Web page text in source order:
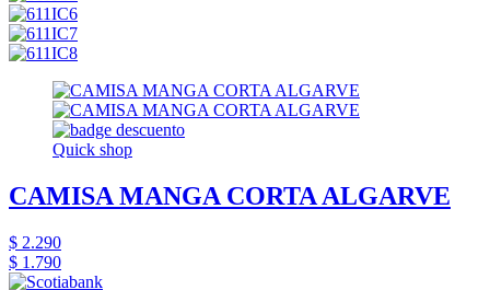
Quick shop
CAMISA MANGA CORTA ALGARVE
$ 2.290
$ 1.790